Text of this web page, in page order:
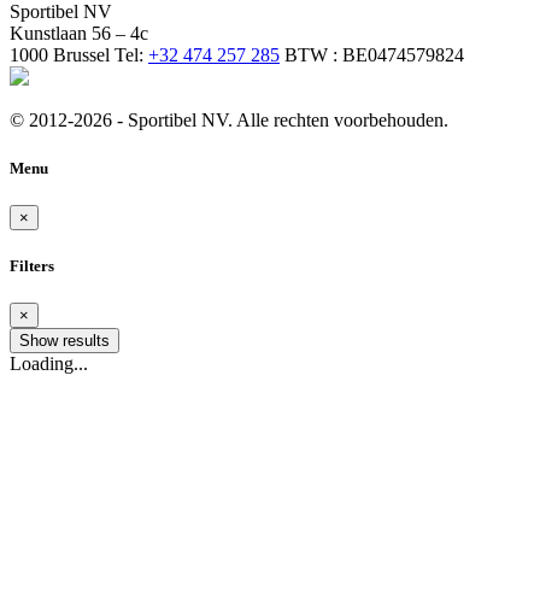
Sportibel NV
Kunstlaan 56 – 4c
1000 Brussel Tel: +32 474 257 285 BTW : BE0474579824
© 2012-2026 - Sportibel NV. Alle rechten voorbehouden.
Menu
×
Filters
×
Show results
Loading...